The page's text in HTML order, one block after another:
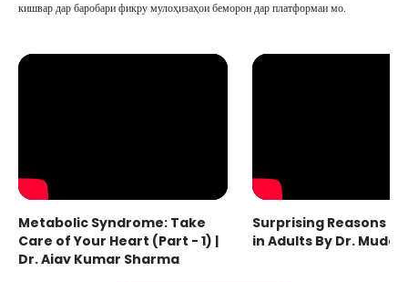
кишвар дар баробари фикру мулоҳизаҳои беморон дар платформаи мо.
Metabolic Syndrome: Take
Care of Your Heart (Part - 1) |
Dr. Ajay Kumar Sharma
Surprising Reasons
in Adults By Dr.